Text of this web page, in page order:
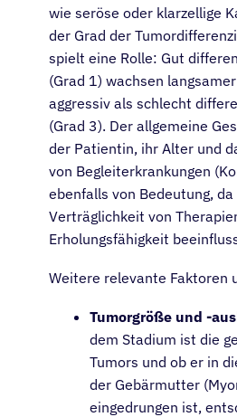
wie seröse oder klarzellige
der Grad der
spielt eine Rolle: Gut
(Grad 1) wachsen
aggressiv als schlecht
(Grad 3). Der allgemeine
der Patientin, ihr Alter und
von Begleiterkrankungen
ebenfalls von Bedeutung, da
Verträglichkeit von
Erholungsfähigkeit
Weitere relevante Faktoren
Tumorgröße und -
dem Stadium ist die
Tumors und ob er in
der Gebärmutter
eingedrungen ist,